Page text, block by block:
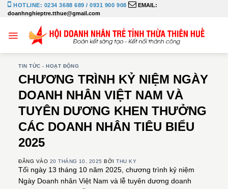
Bỏ
qua
dung
HOTLINE: 0234 3688 689 / 0931 900 908
EMAIL:
doanhnghieptre.tthue@gmail.com
TIN TỨC - HOẠT ĐỘNG
CHƯƠNG TRÌNH KỶ NIỆM NGÀY
DOANH NHÂN VIỆT NAM VÀ
TUYÊN DƯƠNG KHEN THƯỞNG
CÁC DOANH NHÂN TIÊU BIỂU
2025
ĐĂNG VÀO 20 THÁNG 10, 2025 BỞITHU KY
Tối ngày 13 tháng 10 năm 2025, chương trình kỷ niệm
Ngày Doanh nhân Việt Nam và lễ tuyên dương doanh